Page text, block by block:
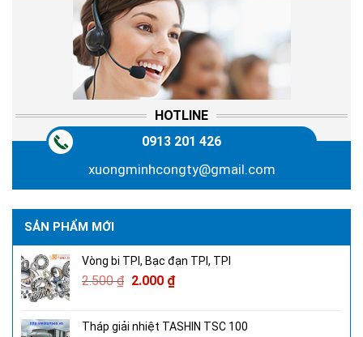
HOTLINE
0913 201 426
xuongminhcongty@gmail.com
SẢN PHẨM MỚI
Vòng bi TPI, Bạc đạn TPI, TPI
2.500₫ 2.000 ₫
Tháp giải nhiệt TASHIN TSC 100